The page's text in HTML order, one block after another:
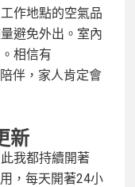
作地點的空氣品
避免外出。室內
相信有
伴，家人肯定會
新
我都持續開著
，每天開著24小